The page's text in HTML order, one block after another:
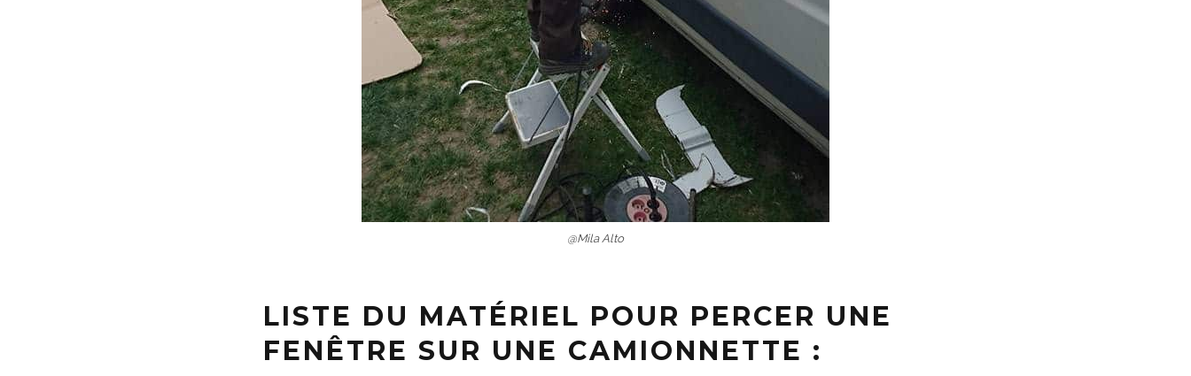
@Mila Alto
LISTE DU MATÉRIEL POUR PERCER UNE
FENÊTRE SUR UNE CAMIONNETTE :